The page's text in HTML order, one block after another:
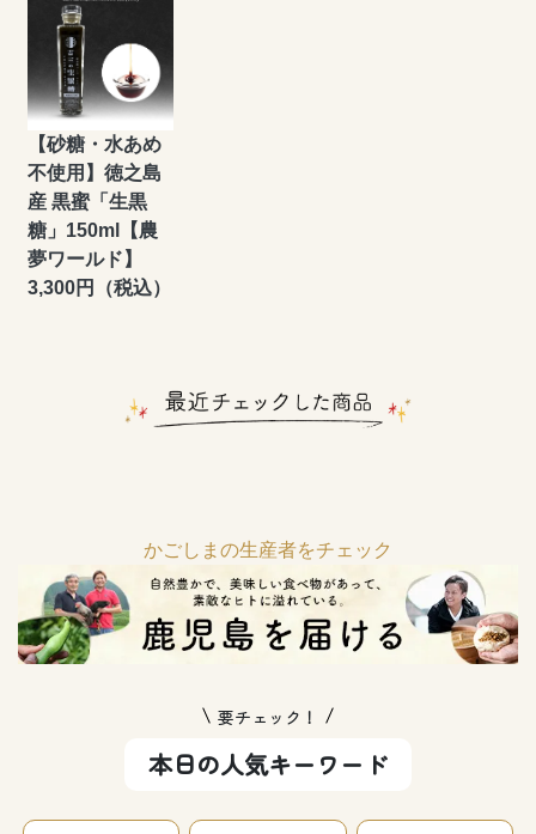
【砂糖・水あめ
不使用】徳之島
産 黒蜜「生黒
糖」150ml【農
夢ワールド】
3,300円（税込）
かごしまの生産者をチェック
要チェック！
本日の人気キーワード